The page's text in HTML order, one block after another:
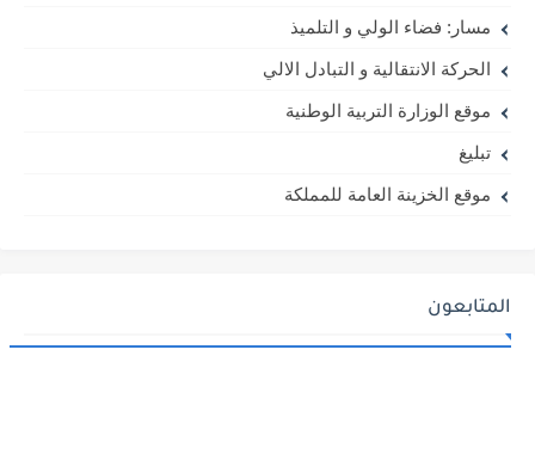
مسار: فضاء الولي و التلميذ
الحركة الانتقالية و التبادل الالي
موقع الوزارة التربية الوطنية
تبليغ
موقع الخزينة العامة للمملكة
المتابعون